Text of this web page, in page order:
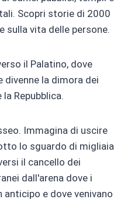
Scopri storie di 2000
sulla vita delle persone.
il Palatino, dove
la dimora dei
Repubblica.
Immagina di uscire
lo sguardo di migliaia
il cancello dei
dall'arena dove i
e dove venivano